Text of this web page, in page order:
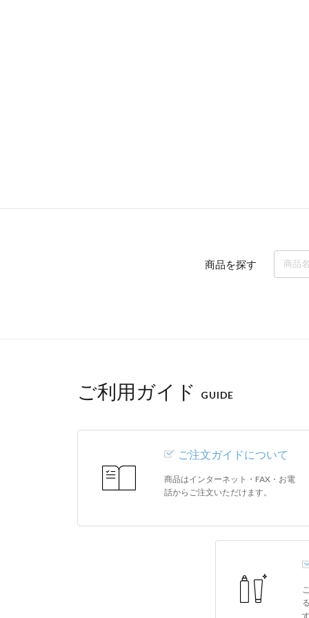
商品を探す
ご利用ガイド GUIDE
ご注文ガイドについて
商品はインターネット・FAX・お電
話からご注文いただけます。